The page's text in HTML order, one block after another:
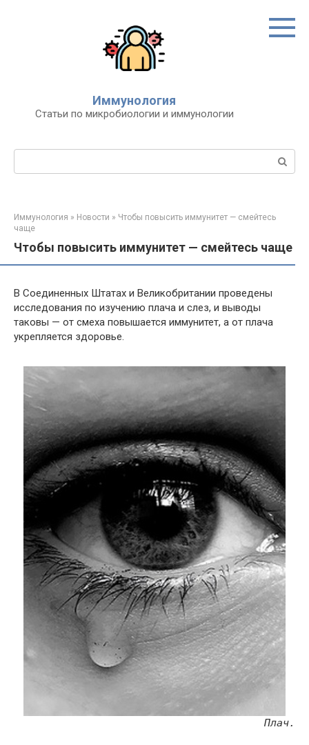
Иммунология
Статьи по микробиологии и иммунологии
Поиск:
Иммунология » Новости » Чтобы повысить иммунитет — смейтесь
чаще
Чтобы повысить иммунитет — смейтесь чаще
В Соединенных Штатах и Великобритании проведены
исследования по изучению плача и слез, и выводы
таковы — от смеха повышается иммунитет, а от плача
укрепляется здоровье.
Плач.